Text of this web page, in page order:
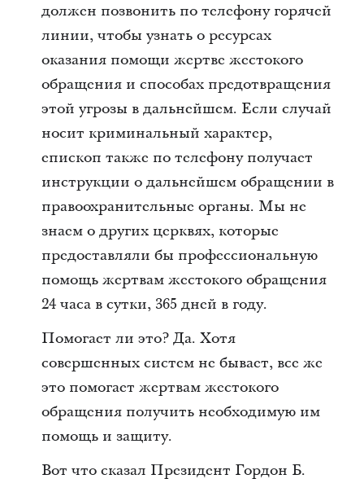
должен позвонить по телефону горячей
линии, чтобы узнать о ресурсах
оказания помощи жертве жестокого
обращения и способах предотвращения
этой угрозы в дальнейшем. Если случай
носит криминальный характер,
епископ также по телефону получает
инструкции о дальнейшем обращении в
правоохранительные органы. Мы не
знаем о других церквях, которые
предоставляли бы профессиональную
помощь жертвам жестокого обращения
24 часа в сутки, 365 дней в году.
Помогает ли это? Да. Хотя
совершенных систем не бывает, все же
это помогает жертвам жестокого
обращения получить необходимую им
помощь и защиту.
Вот что сказал Президент Гордон Б.